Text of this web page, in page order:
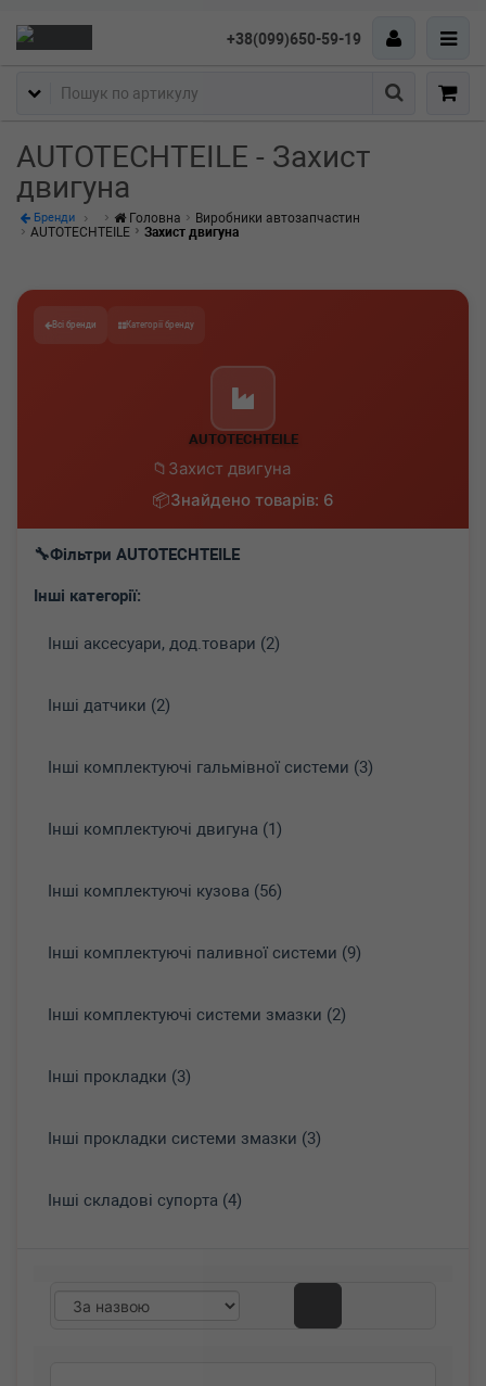
+38(099)650-59-19
Пошук
AUTOTECHTEILE - Захист
двигуна
Бренди Головна
Виробники автозапчастин
AUTOTECHTEILE
Захист двигуна
Всі бренди Категорії бренду
AUTOTECHTEILE
Захист двигуна
Знайдено товарів: 6
Фільтри AUTOTECHTEILE
Інші категорії:
Інші аксесуари, дод.товари (2)
Інші датчики (2)
Інші комплектуючі гальмівної системи (3)
Інші комплектуючі двигуна (1)
Інші комплектуючі кузова (56)
Інші комплектуючі паливної системи (9)
Інші комплектуючі системи змазки (2)
Інші прокладки (3)
Інші прокладки системи змазки (3)
Інші складові супорта (4)